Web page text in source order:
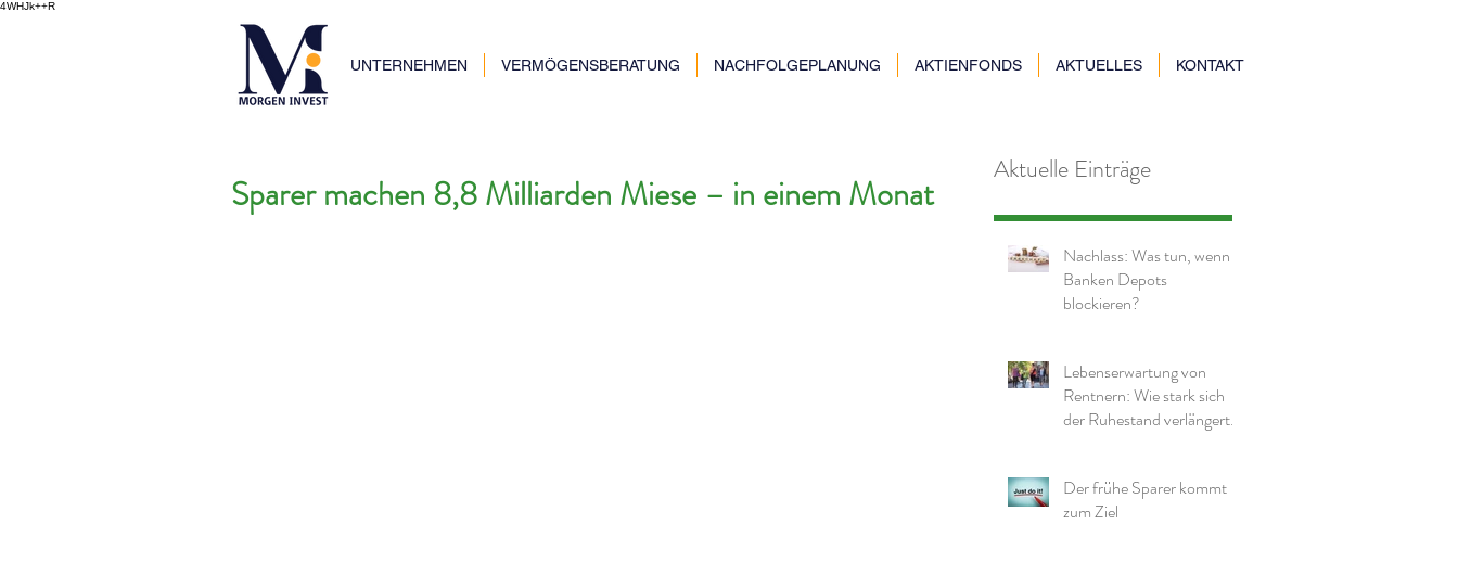
4WHJk++R
UNTERNEHMEN VERMÖGENSBERATUNG NACHFOLGEPLANUNG AKTIENFONDS AKTUELLES KONTAKT
Sparer machen 8,8 Milliarden Miese – in einem Monat
Aktuelle Einträge
Nachlass: Was tun, wenn
Banken Depots
blockieren?
Lebenserwartung von
Rentnern: Wie stark sich
der Ruhestand verlängert
Der frühe Sparer kommt
zum Ziel